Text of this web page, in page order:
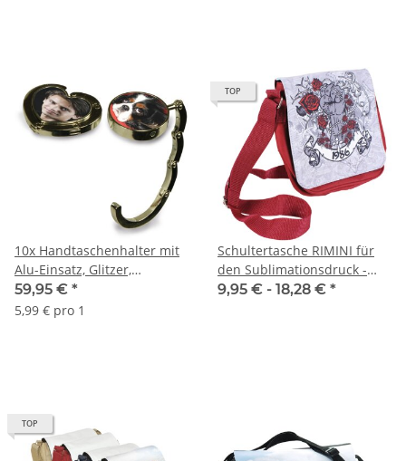
10x Handtaschenhalter mit
Alu-Einsatz, Glitzer,
verschiedene Ausführungen
59,95 € *
5,99 € pro 1
TOP
Schultertasche RIMINI für
den Sublimationsdruck -
verschiedene Farben
9,95 € - 18,28 € *
TOP